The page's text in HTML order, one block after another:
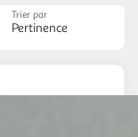
Appliquer
tri.
Trier par